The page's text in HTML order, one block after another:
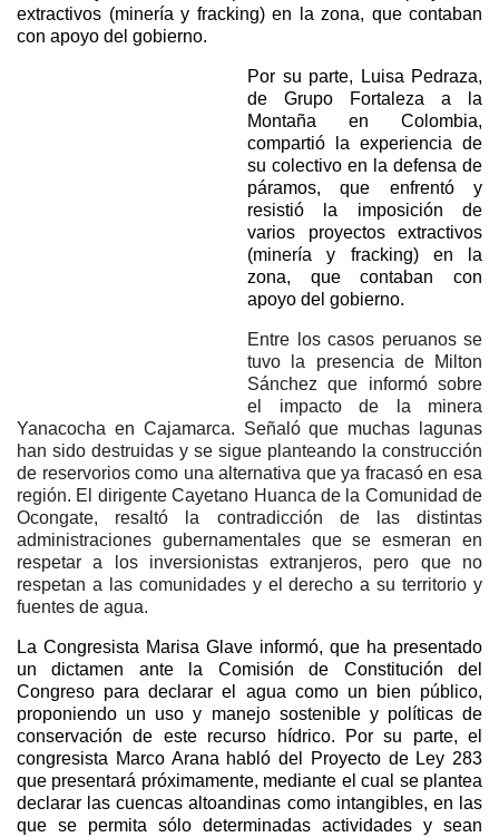
extractivos (minería y fracking) en la zona, que contaban
con apoyo del gobierno.
Por su parte, Luisa Pedraza,
de Grupo Fortaleza a la
Montaña en Colombia,
compartió la experiencia de
su colectivo en la defensa de
páramos, que enfrentó y
resistió la imposición de
varios proyectos extractivos
(minería y fracking) en la
zona, que contaban con
apoyo del gobierno.
Entre los casos peruanos se
tuvo la presencia de Milton
Sánchez que informó sobre
el impacto de la minera
Yanacocha en Cajamarca. Señaló que muchas lagunas
han sido destruidas y se sigue planteando la construcción
de reservorios como una alternativa que ya fracasó en esa
región. El dirigente Cayetano Huanca de la Comunidad de
Ocongate, resaltó la contradicción de las distintas
administraciones gubernamentales que se esmeran en
respetar a los inversionistas extranjeros, pero que no
respetan a las comunidades y el derecho a su territorio y
fuentes de agua.
La Congresista Marisa Glave informó, que ha presentado
un dictamen ante la Comisión de Constitución del
Congreso para declarar el agua como un bien público,
proponiendo un uso y manejo sostenible y políticas de
conservación de este recurso hídrico. Por su parte, el
congresista Marco Arana habló del Proyecto de Ley 283
que presentará próximamente, mediante el cual se plantea
declarar las cuencas altoandinas como intangibles, en las
que se permita sólo determinadas actividades y sean